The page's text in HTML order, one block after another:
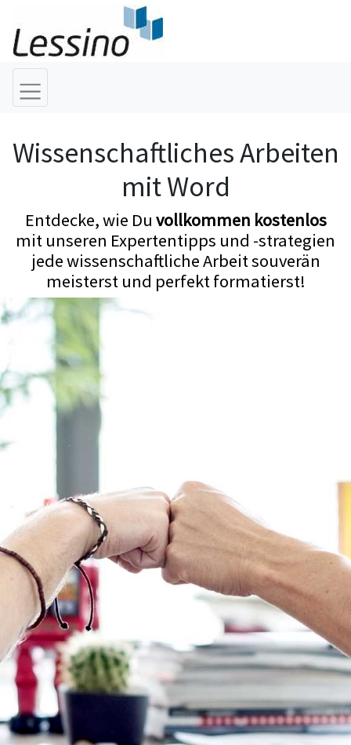
Wissenschaftliches Arbeiten
mit Word
Entdecke, wie Du vollkommen kostenlos
mit unseren Expertentipps und -strategien
jede wissenschaftliche Arbeit souverän
meisterst und perfekt formatierst!